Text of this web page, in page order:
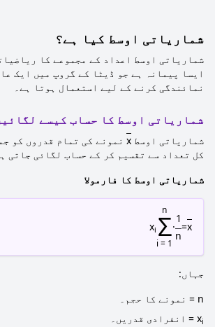
شماریاتی اوسط کیا ہے؟
شماریاتی اوسط اعداد کے مجموعے کا
ایسا پیمانہ ہے جو ڈیٹا کے گروپ میں ایک
نمائندگی کرنے کے لیے استعمال ہوتا ہے۔
شماریاتی اوسط کا حساب کیسے
شماریاتی اوسط x نمونے کی تمام قدروں کو
کل تعداد سے تقسیم کر کے حساب لگائی جاتی
شماریاتی اوسط کا فارمولا
x
=
1
n
·
n
Σ
i = 1
xi
جہاں:
n = نمونے کا حجم۔
xi = انفرادی قدریں۔